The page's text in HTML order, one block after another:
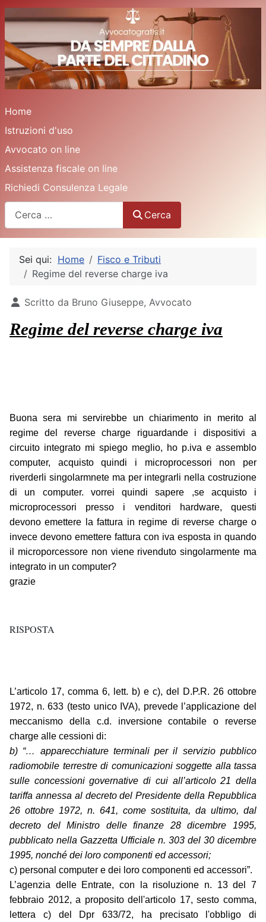
Home
Istruzioni d'uso
Avvocato on line
Assistenza fiscale on line
Richiedi Consulenza Legale
Cerca
Sei qui: Home
Fisco e Tributi
Regime del reverse charge iva
Dettagli
Scritto da Bruno Giuseppe, Avvocato
Regime del reverse charge iva
Buona sera mi servirebbe un chiarimento in merito al
regime del reverse charge riguardande i dispositivi a
circuito integrato mi spiego meglio, ho p.iva e assemblo
computer, acquisto quindi i microprocessori non per
riverderli singolarmnete ma per integrarli nella costruzione
di un computer. vorrei quindi sapere ,se acquisto i
microprocessori presso i venditori hardware, questi
devono emettere la fattura in regime di reverse charge o
invece devono emettere fattura con iva esposta in quando
il microporcessore non viene rivenduto singolarmente ma
integrato in un computer?
grazie
RISPOSTA
L’articolo 17, comma 6, lett. b) e c), del D.P.R. 26 ottobre
1972, n. 633 (testo unico IVA), prevede l’applicazione del
meccanismo della c.d. inversione contabile o reverse
charge alle cessioni di:
b) “… apparecchiature terminali per il servizio pubblico
radiomobile terrestre di comunicazioni soggette alla tassa
sulle concessioni governative di cui all’articolo 21 della
tariffa annessa al decreto del Presidente della Repubblica
26 ottobre 1972, n. 641, come sostituita, da ultimo, dal
decreto del Ministro delle finanze 28 dicembre 1995,
pubblicato nella Gazzetta Ufficiale n. 303 del 30 dicembre
1995, nonché dei loro componenti ed accessori;
c) personal computer e dei loro componenti ed accessori”.
L’agenzia delle Entrate, con la risoluzione n. 13 del 7
febbraio 2012, a proposito dell'articolo 17, sesto comma,
lettera c) del Dpr 633/72, ha precisato l'obbligo di